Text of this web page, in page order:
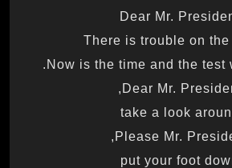
Dear Mr.
There is trouble on the
Now is the time and the test
Dear Mr.
take a look
Please Mr.
put your foot